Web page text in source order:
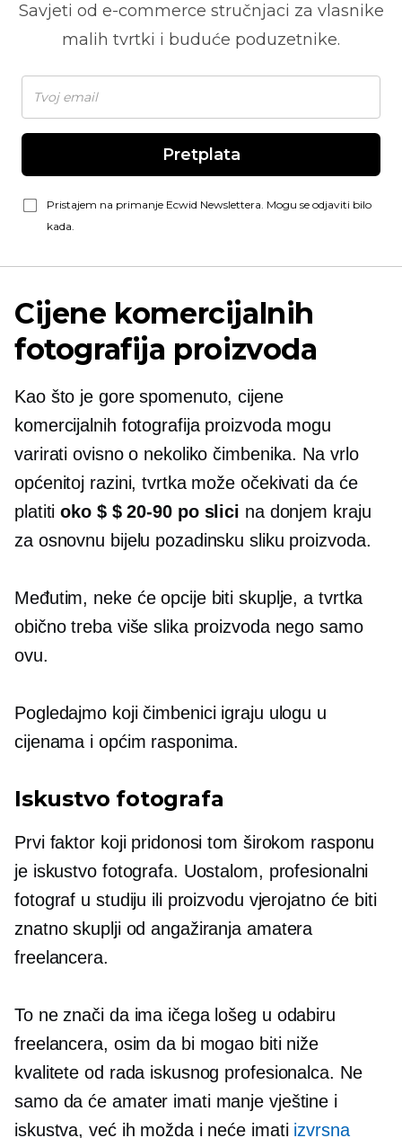
Savjeti od e-commerce stručnjaci za vlasnike
malih tvrtki i buduće poduzetnike.
Pretplata
Pristajem na primanje Ecwid Newslettera. Mogu se odjaviti bilo
kada.
Cijene komercijalnih
fotografija proizvoda
Kao što je gore spomenuto, cijene
komercijalnih fotografija proizvoda mogu
varirati ovisno o nekoliko čimbenika. Na vrlo
općenitoj razini, tvrtka može očekivati ​​da će
platitioko $ $ 20-90po slici na donjem kraju
za osnovnu bijelu pozadinsku sliku proizvoda.
Međutim, neke će opcije biti skuplje, a tvrtka
obično treba više slika proizvoda nego samo
ovu.
Pogledajmo koji čimbenici igraju ulogu u
cijenama i općim rasponima.
Iskustvo fotografa
Prvi faktor koji pridonosi tom širokom rasponu
je iskustvo fotografa. Uostalom, profesionalni
fotograf u studiju ili proizvodu vjerojatno će biti
znatno skuplji od angažiranja amatera
freelancera.
To ne znači da ima ičega lošeg u odabiru
freelancera, osim da bi mogao biti niže
kvalitete od rada iskusnog profesionalca. Ne
samo da će amater imati manje vještine i
iskustva, već ih možda i neće imati izvrsna